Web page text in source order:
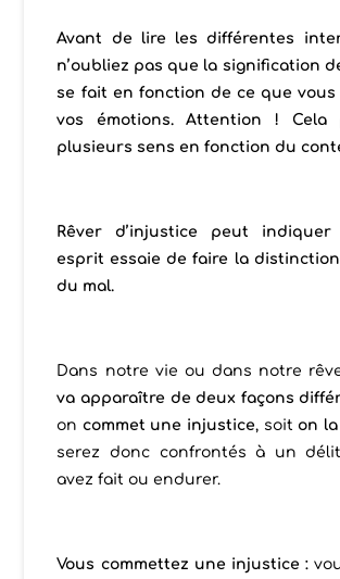
Avant de lire les différentes
n’oubliez pas que la signification
se fait en fonction de ce que vous
vos émotions. Attention ! Cela
plusieurs sens en fonction du
Rêver d’injustice peut
esprit essaie de faire la
du mal.
Dans notre vie ou dans notre
va apparaître de deux façons
on commet une injustice, soit on
serez donc confrontés à un
avez fait ou endurer.
Vous commettez une injustice :